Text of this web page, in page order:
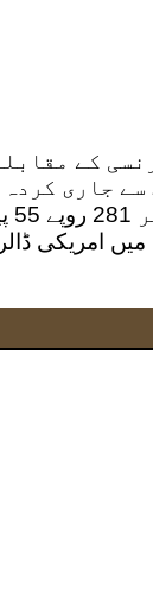
کے
جاری
میں امریکی ڈالر 281 روپے 56 پیسے پر بند ہوا تھا۔